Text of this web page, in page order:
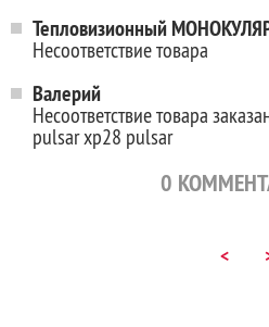
Тепловизионный МОНОКУЛЯР
Несоответствие товара
Валерий
Несоответствие товара
pulsar xp28 pulsar
0
<